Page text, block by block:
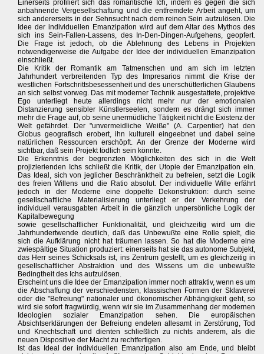
Einerseits profiliert sich das romantische Ich, indem es gegen die sich
anbahnende Vergesellschaftung und die entfremdete Arbeit angeht, um
sich andererseits in der Sehnsucht nach dem reinen Sein aufzulösen. Die
Idee der individuellen Emanzipation wird auf dem Altar des Mythos des
sich ins Sein-Fallen-Lassens, des In-Den-Dingen-Aufgehens, geopfert.
Die Frage ist jedoch, ob die Ablehnung des Lebens in Projekten
notwendigerweise die Aufgabe der Idee der individuellen Emanzipation
einschließt.
Die Kritik der Romantik am Tatmenschen und am sich im letzten
Jahrhundert verbreitenden Typ des Impresarios nimmt die Krise der
westlichen Fortschrittsbesessenheit und des unerschütterlichen Glaubens
an sich selbst vorweg. Das mit moderner Technik ausgestattete, projektive
Ego unterliegt heute allerdings nicht mehr nur der emotionalen
Distanzierung sensibler Künstlerseelen, sondern es drängt sich immer
mehr die Frage auf, ob seine unermüdliche Tätigkeit nicht die Existenz der
Welt gefährdet. Der "unvermeidliche Weiße" (A. Carpentier) hat den
Globus geografisch erobert, ihn kulturell eingeebnet und dabei seine
natürlichen Ressourcen erschöpft. An der Grenze der Moderne wird
sichtbar, daß sein Projekt tödlich sein könnte.
Die Erkenntnis der begrenzten Möglichkeiten des sich in die Welt
projizierienden Ichs schließt die Kritik, der Utopie der Emanzipation ein.
Das Ideal, sich von jeglicher Beschränktheit zu befreien, setzt die Logik
des freien Willens und die Ratio absolut. Der individuelle Wille erfährt
jedoch in der Moderne eine doppelte Dekonstruktion: durch seine
gesellschaftliche Materialisierung unterliegt er der Verkehrung der
individuell verausgabten Arbeit in die gänzlich unpersönliche Logik der
Kapitalbewegung
sowie gesellschaftlicher Funktionalität, und gleichzeitig wird um die
Jahrhundertwende deutlich, daß das Unbewußte eine Rolle spielt, die
sich die Aufklärung nicht hat träumen lassen. So hat die Moderne eine
zwiespältige Situation produziert: einerseits hat sie das autonome Subjekt,
das Herr seines Schicksals ist, ins Zentrum gestellt, um es gleichzeitig in
gesellschaftlicher Abstraktion und des Wissens um die unbewußte
Bedingtheit des Ichs aufzulösen.
Erscheint uns die Idee der Emanzipation immer noch attraktiv, wenn es um
die Abschaffung der verschiedensten, klassischen Formen der Sklaverei
oder die "Befreiung" nationaler und ökonomischer Abhängigkeit geht, so
wird sie sofort fragwürdig, wenn wir sie im Zusammenhang der modernen
Ideologien sozialer Emanzipation sehen. Die europäischen
Absichtserklärungen der Befreiung endeten allesamt in Zerstörung, Tod
und Knechtschaft und dienten schließlich zu nichts anderem, als die
neuen Dispositive der Macht zu rechtfertigen.
Ist das Ideal der individuellen Emanzipation also am Ende, und bleibt